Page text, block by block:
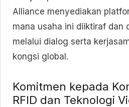
Alliance menyediakan
mana usaha ini diiktiraf dan
melalui dialog serta
kongsi global.
Komitmen kepada
RFID dan Teknologi